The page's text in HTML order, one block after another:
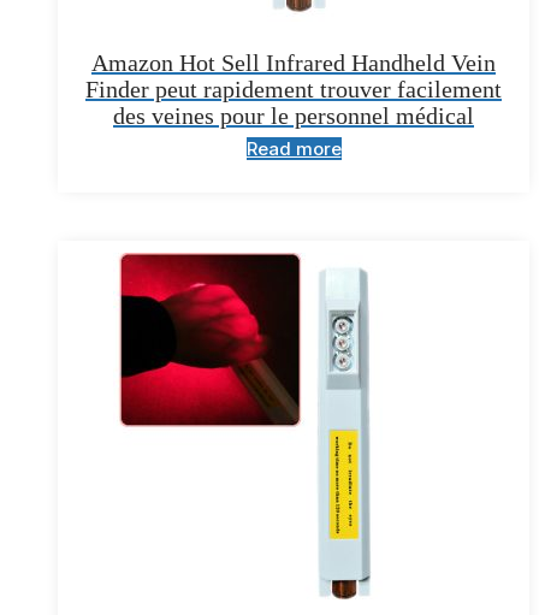
Amazon Hot Sell Infrared Handheld Vein
Finder peut rapidement trouver facilement
des veines pour le personnel médical
Read more